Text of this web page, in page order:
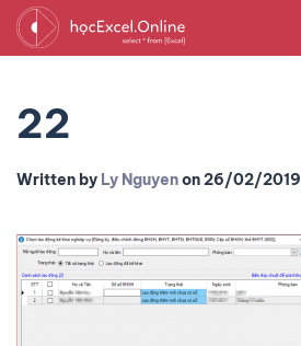
22
Written by Ly Nguyenon26/02/2019